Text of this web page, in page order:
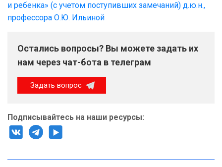
и ребенка» (с учетом поступивших замечаний) д.ю.н.,
профессора О.Ю. Ильиной
Остались вопросы? Вы можете задать их
нам через чат-бота в телеграм
Задать вопрос
Подписывайтесь на наши ресурсы: